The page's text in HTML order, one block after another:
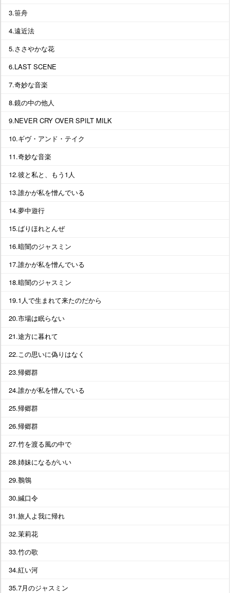
3.笹舟
4.遠近法
5.ささやかな花
6.LAST SCENE
7.奇妙な音楽
8.鏡の中の他人
9.NEVER CRY OVER SPILT MILK
10.ギヴ・アンド・テイク
11.奇妙な音楽
12.彼と私と、もう1人
13.誰かが私を憎んでいる
14.夢中遊行
15.ばりほれとんぜ
16.暗闇のジャスミン
17.誰かが私を憎んでいる
18.暗闇のジャスミン
19.1人で生まれて来たのだから
20.市場は眠らない
21.途方に暮れて
22.この思いに偽りはなく
23.帰郷群
24.誰かが私を憎んでいる
25.帰郷群
26.帰郷群
27.竹を渡る風の中で
28.姉妹になるがいい
29.鶺鴒
30.緘口令
31.旅人よ我に帰れ
32.茉莉花
33.竹の歌
34.紅い河
35.7月のジャスミン